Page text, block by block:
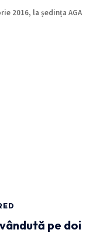
2016, la ședința AGA
pe doi